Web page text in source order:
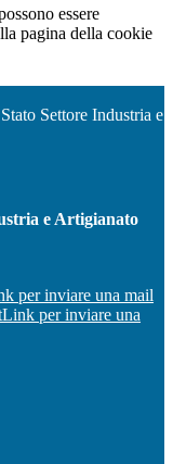
essere
pagina della cookie
Settore Industria e
e Artigianato
per inviare una mail
Link per inviare una